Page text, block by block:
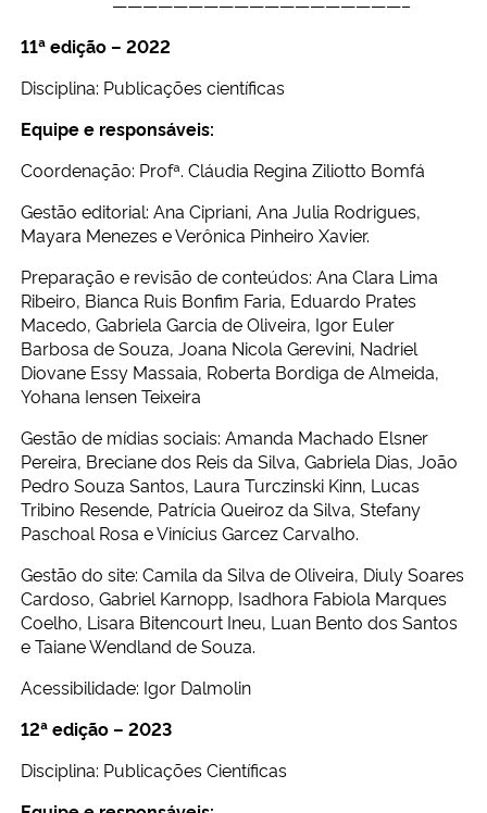
11ª edição – 2022
Disciplina: Publicações científicas
Equipe e responsáveis:
Coordenação: Profª. Cláudia Regina Ziliotto Bomfá
Gestão editorial: Ana Cipriani, Ana Julia Rodrigues,
Mayara Menezes e Verônica Pinheiro Xavier.
Preparação e revisão de conteúdos: Ana Clara Lima
Ribeiro, Bianca Ruis Bonfim Faria, Eduardo Prates
Macedo, Gabriela Garcia de Oliveira, Igor Euler
Barbosa de Souza, Joana Nicola Gerevini, Nadriel
Diovane Essy Massaia, Roberta Bordiga de Almeida,
Yohana Iensen Teixeira
Gestão de mídias sociais: Amanda Machado Elsner
Pereira, Breciane dos Reis da Silva, Gabriela Dias, João
Pedro Souza Santos, Laura Turczinski Kinn, Lucas
Tribino Resende, Patrícia Queiroz da Silva, Stefany
Paschoal Rosa e Vinícius Garcez Carvalho.
Gestão do site: Camila da Silva de Oliveira, Diuly Soares
Cardoso, Gabriel Karnopp, Isadhora Fabiola Marques
Coelho, Lisara Bitencourt Ineu, Luan Bento dos Santos
e Taiane Wendland de Souza.
Acessibilidade: Igor Dalmolin
12ª edição – 2023
Disciplina: Publicações Científicas